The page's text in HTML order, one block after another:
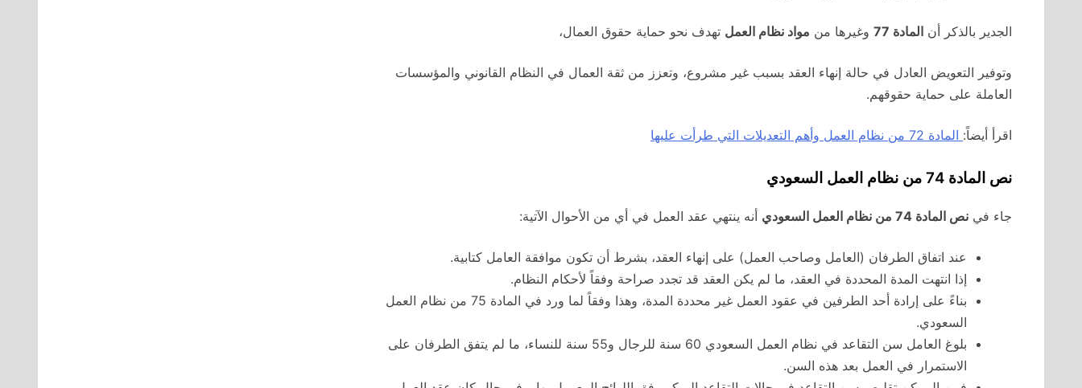
الجدير بالذكر أن المادة 77 وغيرها من مواد نظام العمل تهدف نحو حماية حقوق العمال،
وتوفير التعويض العادل في حالة إنهاء العقد بسبب غير مشروع، وتعزز من ثقة العمال في النظام القانوني والمؤسسات
العاملة على حماية حقوقهم.
اقرأ أيضاً: المادة 72 من نظام العمل وأهم التعديلات التي طرأت عليها
نص المادة 74 من نظام العمل السعودي
جاء في نص المادة 74 من نظام العمل السعودي أنه ينتهي عقد العمل في أي من الأحوال الآتية:
عند اتفاق الطرفان (العامل وصاحب العمل) على إنهاء العقد، بشرط أن تكون موافقة العامل كتابية.
إذا انتهت المدة المحددة في العقد، ما لم يكن العقد قد تجدد صراحة وفقاً لأحكام النظام.
بناءً على إرادة أحد الطرفين في عقود العمل غير محددة المدة، وهذا وفقاً لما ورد في المادة 75 من نظام العمل
السعودي.
بلوغ العامل سن التقاعد في نظام العمل السعودي 60 سنة للرجال و55 سنة للنساء، ما لم يتفق الطرفان على
الاستمرار في العمل بعد هذه السن.